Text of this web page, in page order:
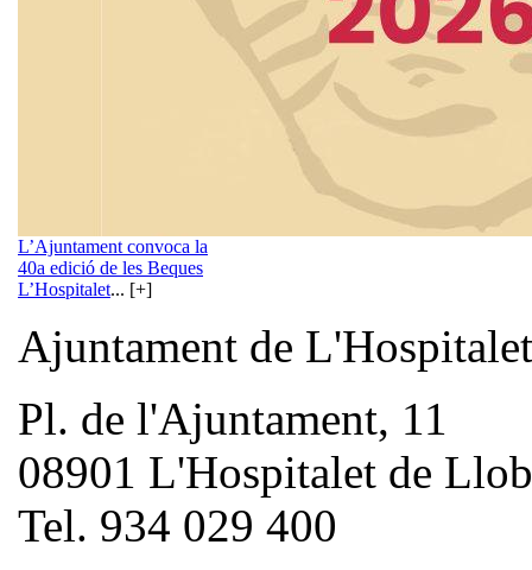
L’Ajuntament convoca la
40a edició de les Beques
L’Hospitalet... [+]
Ajuntament de L'Hospitalet
Pl. de l'Ajuntament, 11
08901 L'Hospitalet de
Tel. 934 029 400